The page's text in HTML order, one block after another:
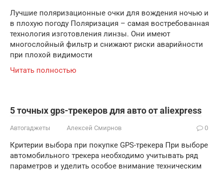
Лучшие поляризационные очки для вождения ночью и
в плохую погоду Поляризация – самая востребованная
технология изготовления линзы. Они имеют
многослойный фильтр и снижают риски аварийности
при плохой видимости
Читать полностью
5 точных gps-трекеров для авто от aliexpress
Автогаджеты Алексей Смирнов 0
Критерии выбора при покупке GPS-трекера При выборе
автомобильного трекера необходимо учитывать ряд
параметров и уделить особое внимание техническим